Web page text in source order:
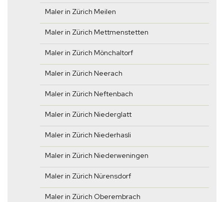
Maler in Zürich Meilen
Maler in Zürich Mettmenstetten
Maler in Zürich Mönchaltorf
Maler in Zürich Neerach
Maler in Zürich Neftenbach
Maler in Zürich Niederglatt
Maler in Zürich Niederhasli
Maler in Zürich Niederweningen
Maler in Zürich Nürensdorf
Maler in Zürich Oberembrach